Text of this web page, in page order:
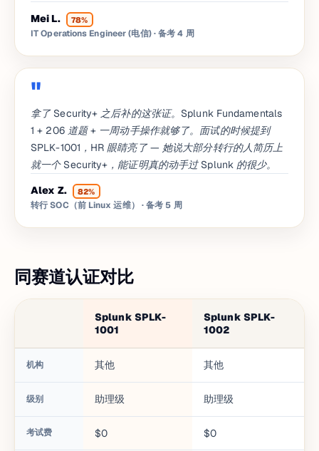
Mei L.
78%
IT Operations Engineer (电信)· 备考 4 周
拿了 Security+ 之后补的这张证。Splunk Fundamentals
1 + 206 道题 + 一周动手操作就够了。面试的时候提到
SPLK-1001，HR 眼睛亮了 — 她说大部分转行的人简历上
就一个 Security+，能证明真的动手过 Splunk 的很少。
Alex Z.
82%
转行 SOC（前 Linux 运维） · 备考 5 周
同赛道认证对比
Splunk SPLK-
1001
Splunk SPLK-
1002
机构 其他 其他
级别 助理级 助理级
考试费 $0 $0